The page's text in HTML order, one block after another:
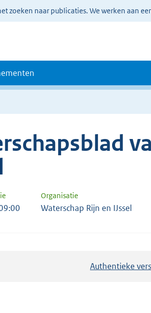
zoeken naar publicaties. We werken aan
Organisatie
Waterschap Rijn en IJssel
Authentieke